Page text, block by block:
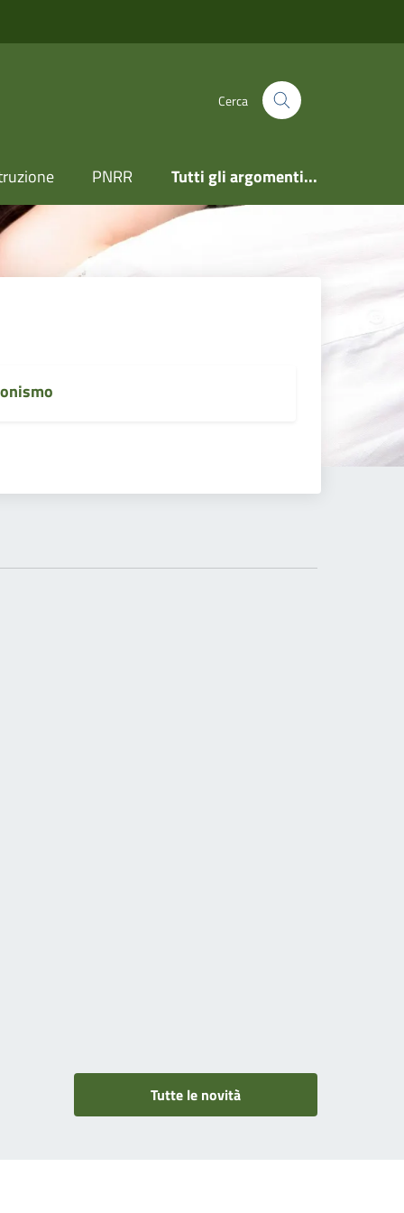
Cerca
PNRR Tutti gli argomenti...
Tutte le novità